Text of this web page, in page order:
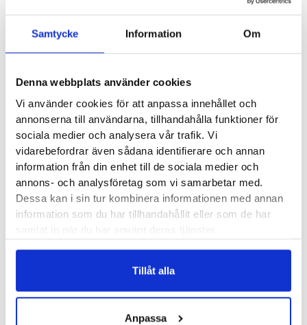
Samtycke Information Om
Denna webbplats använder cookies
Vi använder cookies för att anpassa innehållet och
annonserna till användarna, tillhandahålla funktioner för
sociala medier och analysera vår trafik. Vi
vidarebefordrar även sådana identifierare och annan
information från din enhet till de sociala medier och
annons- och analysföretag som vi samarbetar med.
Dessa kan i sin tur kombinera informationen med annan
information som du har tillhandahållit eller som de har
Tillåt alla
Anpassa
Promenadskor och Walkingskor dam
Saldo weblager. För aktuellt butikssaldo, kontakta din närmstabutik
Produktegenskaper
Läst:Något bredare med rak läst
Material:
Mesh, syntet
Butiker: Umeå, Uppsala, Östersund
MBT
bredare sortiment och utvecklats till att variera i graden av
instabilitet mellan olika modeller. MBT-skorna finns i olika